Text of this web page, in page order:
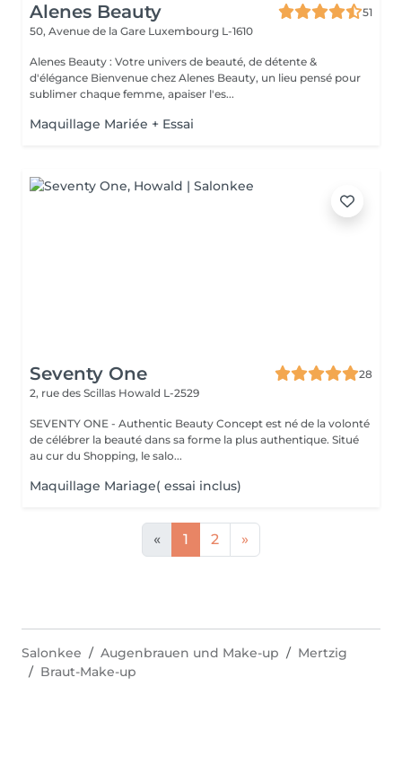
Alenes Beauty
51
50, Avenue de la Gare Luxembourg L-1610
Alenes Beauty : Votre univers de beauté, de détente &
d'élégance Bienvenue chez Alenes Beauty, un lieu pensé pour
sublimer chaque femme, apaiser l'es...
Maquillage Mariée + Essai
Seventy One
28
2, rue des Scillas Howald L-2529
SEVENTY ONE - Authentic Beauty Concept est né de la volonté
de célébrer la beauté dans sa forme la plus authentique. Situé
au cur du Shopping, le salo...
Maquillage Mariage( essai inclus)
« 1 2 »
Salonkee Augenbrauen und Make-up
Mertzig
Braut-Make-up